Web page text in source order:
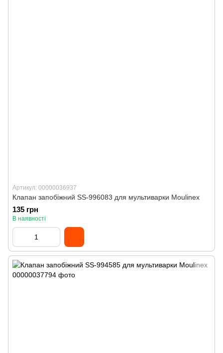
Артикул: 00000036937
Клапан запобіжний SS-996083 для мультиварки Moulinex
135 грн
В наявності